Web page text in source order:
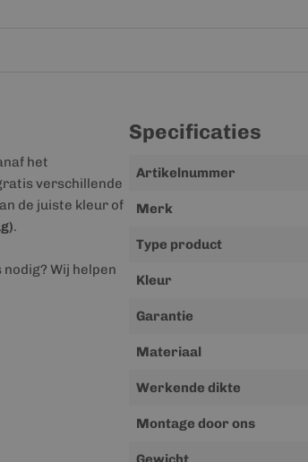
het
verschillende
de juiste kleur of
.
Wij helpen
Specificaties
Meer
Artikelnummer
Merk
Type product
Kleur
Garantie
Materiaal
Werkende dikte
Montage door ons